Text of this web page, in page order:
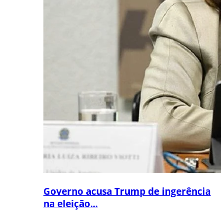
Governo acusa Trump de ingerência
na eleição...